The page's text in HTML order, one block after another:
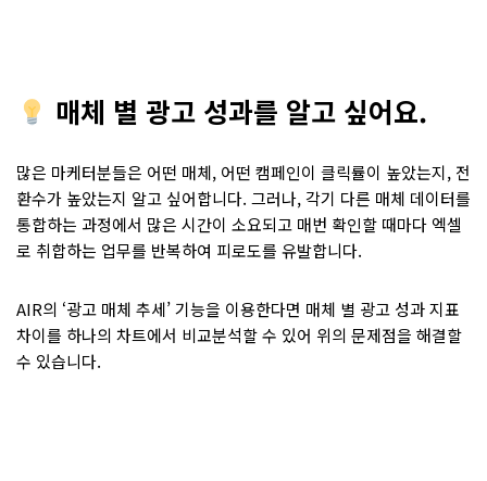
매체 별 광고 성과를 알고 싶어요.
많은 마케터분들은 어떤 매체, 어떤 캠페인이 클릭률이 높았는지, 전
환수가 높았는지 알고 싶어합니다. 그러나, 각기 다른 매체 데이터를
통합하는 과정에서 많은 시간이 소요되고 매번 확인할 때마다 엑셀
로 취합하는 업무를 반복하여 피로도를 유발합니다.
AIR의 ‘광고 매체 추세’ 기능을 이용한다면 매체 별 광고 성과 지표
차이를 하나의 차트에서 비교분석할 수 있어 위의 문제점을 해결할
수 있습니다.